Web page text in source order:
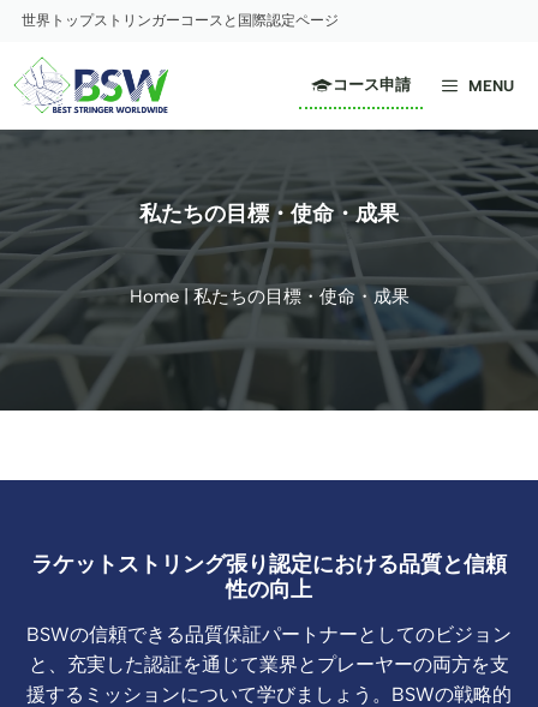
ツ
キ
ッ
プ
世界トップストリンガーコースと国際認定ページ
MENU
コース申請
私たちの目標・使命・成果
Home|私たちの目標・使命・成果
ラケットストリング張り認定における品質と信頼
性の向上
BSWの信頼できる品質保証パートナーとしてのビジョン
と、充実した認証を通じて業界とプレーヤーの両方を支
援するミッションについて学びましょう。BSWの戦略的